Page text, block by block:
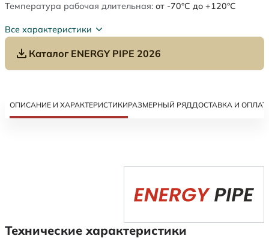
Температура рабочая длительная: от -70°C до +120°C
Все характеристики
Каталог ENERGY PIPE 2026
ОПИСАНИЕ И ХАРАКТЕРИСТИКИРАЗМЕРНЫЙ РЯДДОСТАВКА И
Технические характеристики